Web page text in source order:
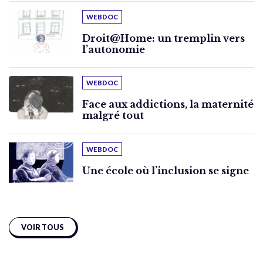
WEBDOC
Droit@Home: un tremplin vers
l’autonomie
WEBDOC
Face aux addictions, la maternité
malgré tout
WEBDOC
Une école où l’inclusion se signe
VOIR TOUS